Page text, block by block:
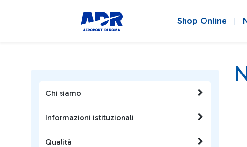
Shop Online
Chi siamo
Informazioni istituzionali
Qualità